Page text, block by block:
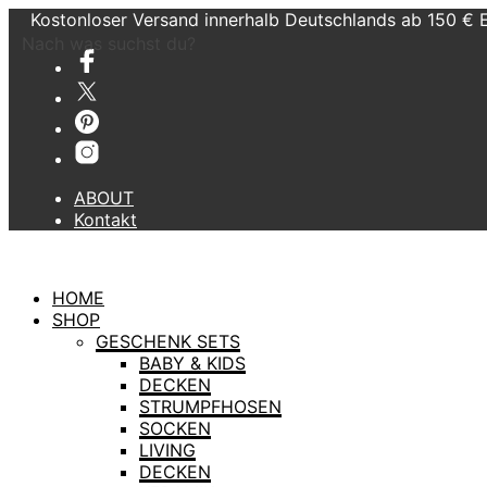
Kostonloser Versand innerhalb Deutschlands ab 150 €
ABOUT
Kontakt
HOME
SHOP
GESCHENK SETS
BABY & KIDS
DECKEN
STRUMPFHOSEN
SOCKEN
LIVING
DECKEN
Nach was suchst du?